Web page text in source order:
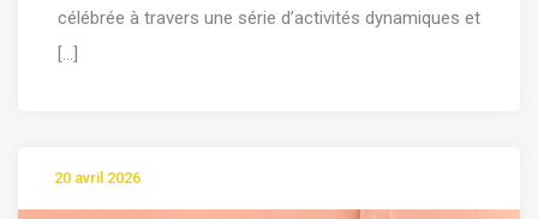
célébrée à travers une série d’activités dynamiques et
[...]
20 avril 2026